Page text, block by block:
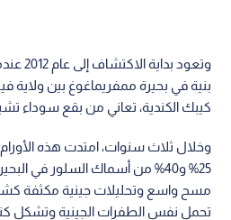
وتعود
بنية في بحيرة ممفريماغوغ بين ولاية
كيبك الكندية، تعاني من بقع سوداء
وخلال ثلاث سنوات، امتدت هذه الأورام
25% و40% من أسماك السلور في
مسح واسع وتحليلات جينية مكثفة
تحمل نفس الطفرات الجينية وتشكل